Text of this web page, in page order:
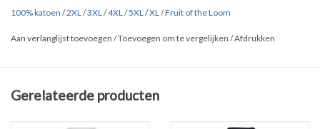
verstevigingsband in de nek.
100% katoen /2XL/3XL/4XL/5XL/XL/Fruit of the Loom
Aan verlanglijst toevoegen /Toevoegen om te vergelijken /Afdrukken
Gerelateerde producten